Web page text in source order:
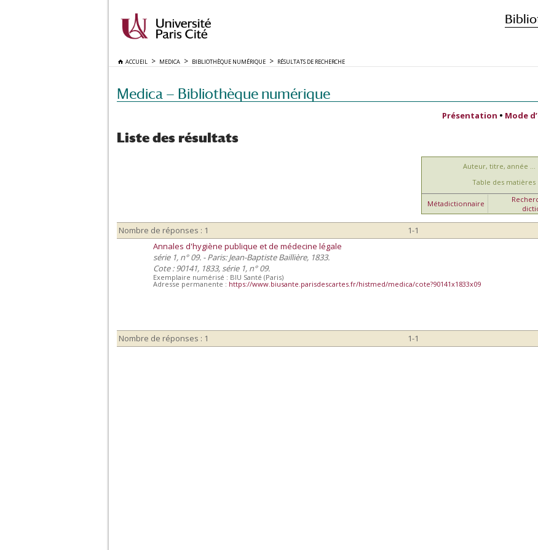
ACCUEIL MEDICA BIBLIOTHÈQUE NUMÉRIQUE RÉSULTATS DE RECHERCHE
Medica — Bibliothèque numérique
Présentation • Mode
Liste des résultats
Auteur, titre, année ...
Table des matières
Métadictionnaire
Nombre de réponses : 1 1-1
Annales d'hygiène publique et de médecine légale
série 1, n° 09. - Paris: Jean-Baptiste Baillière, 1833.
Cote : 90141, 1833, série 1, n° 09.
Exemplaire numérisé : BIU Santé (Paris)
Adresse permanente : https://www.biusante.parisdescartes.fr/histmed/medica/cote?90141x1833x09
Nombre de réponses : 1 1-1